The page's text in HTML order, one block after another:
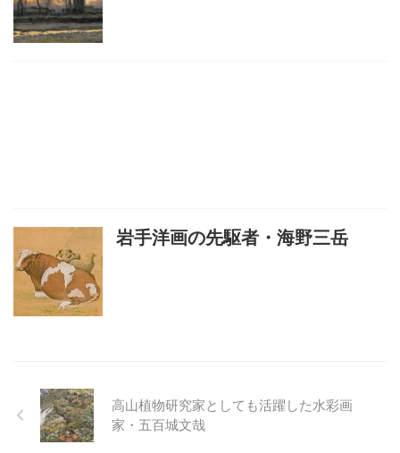
岩手洋画の先駆者・海野三岳
高山植物研究家としても活躍した水彩画
家・五百城文哉